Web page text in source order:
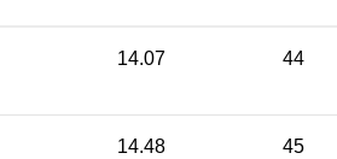
14.07 44
14.48 45